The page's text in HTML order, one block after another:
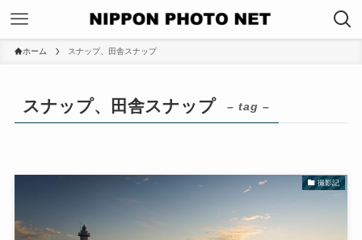
ホーム スナップ、田舎スナップ
スナップ、田舎スナップ – tag –
撮影記